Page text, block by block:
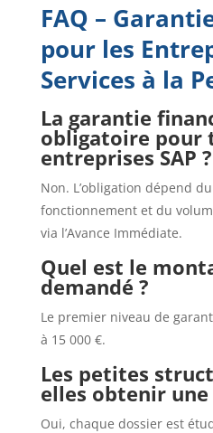
FAQ –
pour les
Services à la
La garantie
obligatoire pour
entreprises SAP ?
Non. L’obligation dépend
fonctionnement et du
via l’Avance Immédiate.
Quel est le
demandé ?
Le premier niveau de
à 15 000 €.
Les petites
elles obtenir
Oui, chaque dossier est